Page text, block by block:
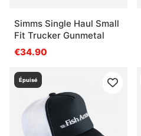
Simms Single Haul Small
Fit Trucker Gunmetal
€34.90
Épuisé